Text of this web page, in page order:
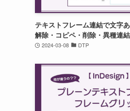
テキストフレーム連結で文字
解除・コピペ・削除・異種連
2024-03-08 DTP